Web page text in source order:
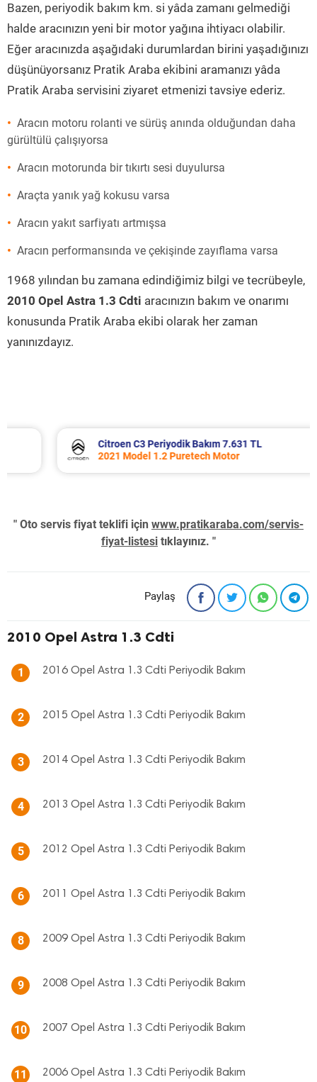
Bazen, periyodik bakım km. si yâda zamanı gelmediği
halde aracınızın yeni bir motor yağına ihtiyacı olabilir.
Eğer aracınızda aşağıdaki durumlardan birini yaşadığınızı
düşünüyorsanız Pratik Araba ekibini aramanızı yâda
Pratik Araba servisini ziyaret etmenizi tavsiye ederiz.
Aracın motoru rolanti ve sürüş anında olduğundan daha
gürültülü çalışıyorsa
Aracın motorunda bir tıkırtı sesi duyulursa
Araçta yanık yağ kokusu varsa
Aracın yakıt sarfiyatı artmışsa
Aracın performansında ve çekişinde zayıflama varsa
1968 yılından bu zamana edindiğimiz bilgi ve tecrübeyle,
2010 Opel Astra 1.3 Cdti aracınızın bakım ve onarımı
konusunda Pratik Araba ekibi olarak her zaman
yanınızdayız.
Citroen C3 Periyodik Bakım 7.631 TL
2021 Model 1.2 Puretech Motor
" Oto servis fiyat teklifi için www.pratikaraba.com/servis-
fiyat-listesi tıklayınız. "
Paylaş
2010 Opel Astra 1.3 Cdti
1 2016 Opel Astra 1.3 Cdti Periyodik Bakım
2 2015 Opel Astra 1.3 Cdti Periyodik Bakım
3 2014 Opel Astra 1.3 Cdti Periyodik Bakım
4 2013 Opel Astra 1.3 Cdti Periyodik Bakım
5 2012 Opel Astra 1.3 Cdti Periyodik Bakım
6 2011 Opel Astra 1.3 Cdti Periyodik Bakım
8 2009 Opel Astra 1.3 Cdti Periyodik Bakım
9 2008 Opel Astra 1.3 Cdti Periyodik Bakım
10 2007 Opel Astra 1.3 Cdti Periyodik Bakım
11 2006 Opel Astra 1.3 Cdti Periyodik Bakım